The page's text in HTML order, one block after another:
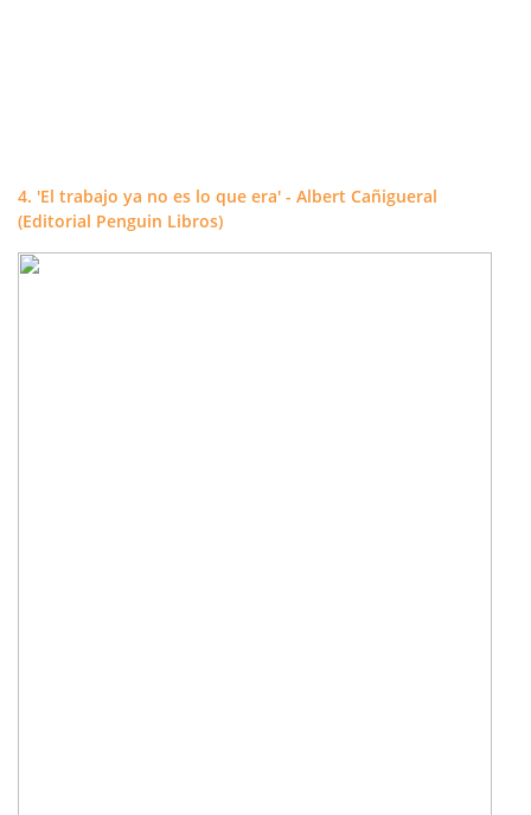
4. 'El trabajo ya no es lo que era' - Albert Cañigueral
(Editorial Penguin Libros)